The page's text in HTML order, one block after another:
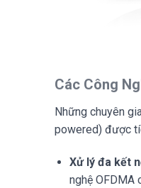
Các Công
Những chuyên
powered) được
Xử lý đa kết
nghệ OFDMA